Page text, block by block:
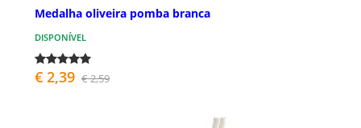
Medalha oliveira pomba branca
DISPONÍVEL
€ 2,39 € 2,59